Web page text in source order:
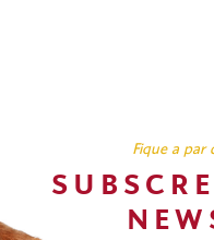
Fique a par